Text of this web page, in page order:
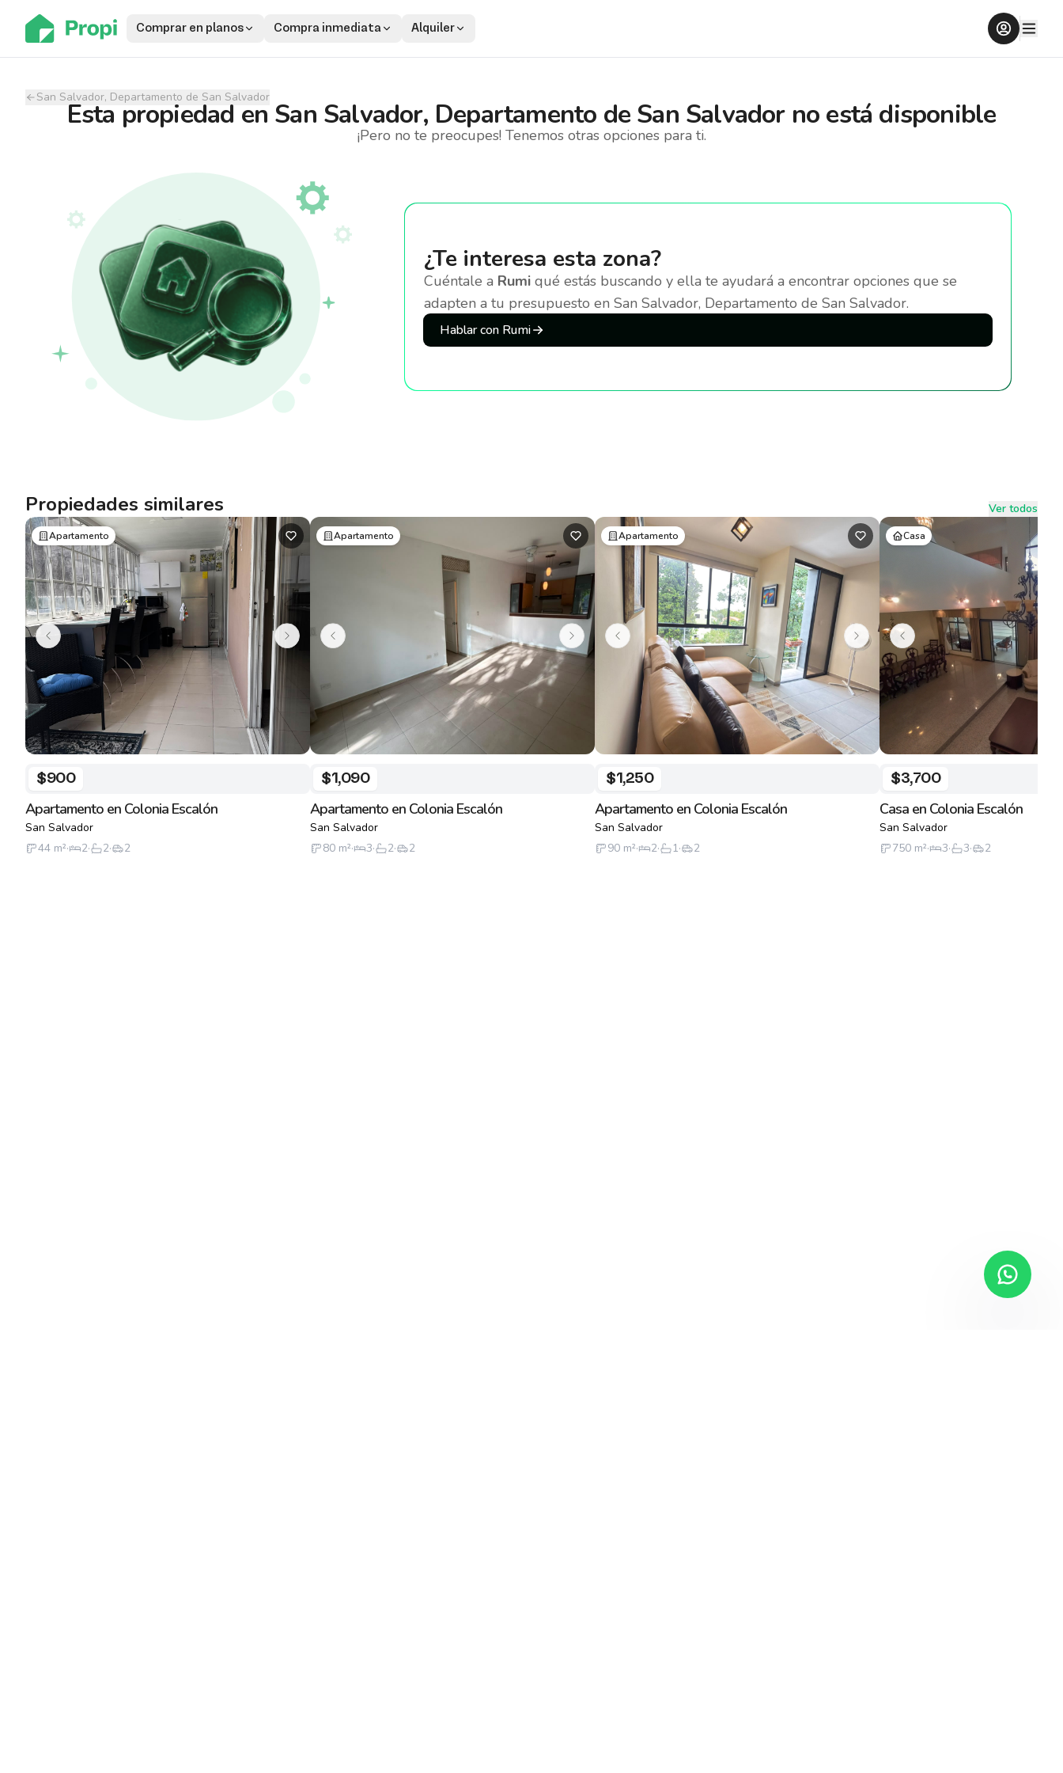
Comprar en planos Compra inmediata Alquiler
San Salvador, Departamento de San Salvador
Esta propiedad en San Salvador, Departamento de San Salvador no está disponible
¡Pero no te preocupes! Tenemos otras opciones para ti.
¿Te interesa esta zona?
Cuéntale a Rumi qué estás buscando y ella te ayudará a encontrar opciones que se
adapten a tu presupuesto en San Salvador, Departamento de San Salvador.
Hablar con Rumi
Propiedades similares Ver todos
Apartamento
$900
Apartamento en Colonia Escalón
San Salvador
44 m²· 2· 2· 2
Apartamento
$1,090
Apartamento en Colonia Escalón
San Salvador
80 m²· 3· 2· 2
Apartamento
$1,250
Apartamento en Colonia Escalón
San Salvador
90 m²· 2· 1· 2
Casa
$3,700
Casa en Colonia Escalón
San Salvador
750 m²· 3· 3· 2